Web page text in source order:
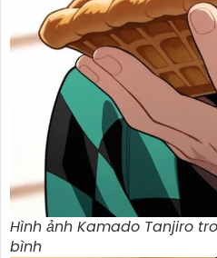
Hình ảnh Kamado Tanjiro
bình